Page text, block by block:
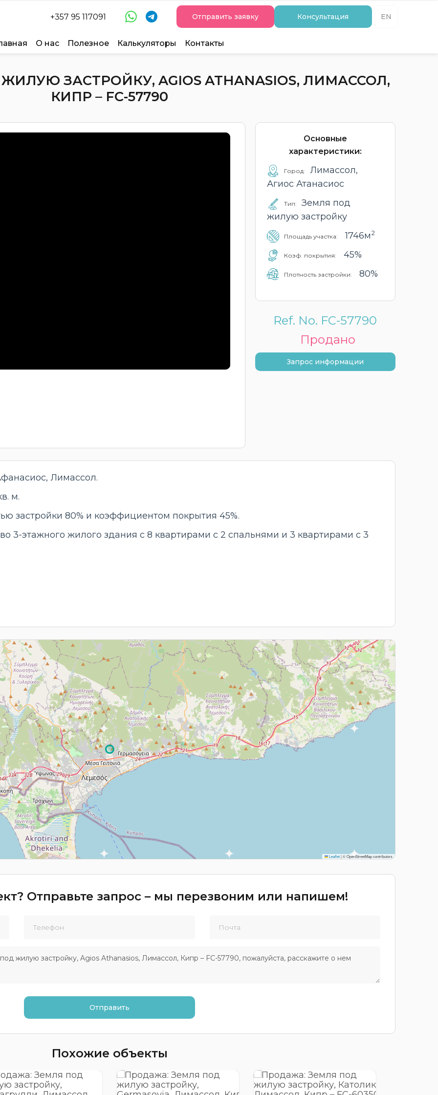
+357 95 117091 Отправить заявку Консультация EN
О нас Полезное Калькуляторы Контакты
ЗАСТРОЙКУ, AGIOS ATHANASIOS, ЛИМАССОЛ,
КИПР – FC-57790
Основные
характеристики:
Город:
Лимассол,
Агиос Атанасиос
Тип:
Земля под
жилую застройку
Площадь участка: 1746м2
Коэф. покрытия: 45%
Плотность застройки: 80%
Ref. No. FC-57790
Продано
Запрос информации
Лимассол.
м.
застройки 80% и коэффициентом покрытия 45%.
3-этажного жилого здания с 8 квартирами с 2 спальнями и 3 квартирами с 3
Leaflet|© OpenStreetMap contributors
Отправьте запрос – мы перезвоним или напишем!
Похожие объекты